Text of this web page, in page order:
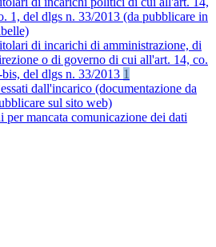
1, del dlgs n. 33/2013 (da pubblicare in
di incarichi di amministrazione, di
o di governo di cui all'art. 14, co.
bis, del dlgs n. 33/2013 1
dall'incarico (documentazione da
sul sito web)
per mancata comunicazione dei dati